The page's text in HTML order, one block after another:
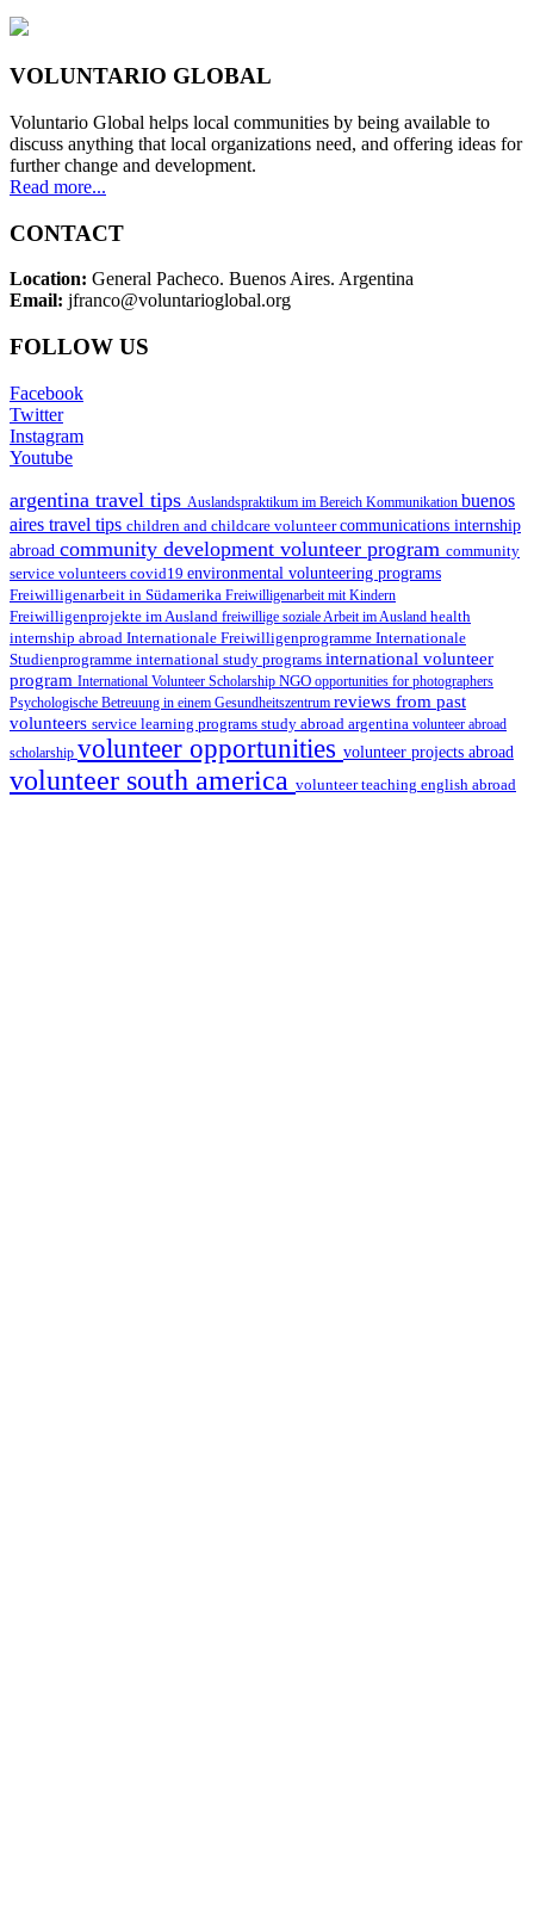
VOLUNTARIO GLOBAL
Voluntario Global helps local communities by being available to
discuss anything that local organizations need, and offering ideas for
further change and development.
Read more...
CONTACT
Location: General Pacheco. Buenos Aires. Argentina
Email: jfranco@voluntarioglobal.org
FOLLOW US
Facebook
Twitter
Instagram
Youtube
argentina travel tips Auslandspraktikum im Bereich Kommunikation buenos
aires travel tips children and childcare volunteercommunications internship
abroad community development volunteer program community
service volunteers covid19 environmental volunteering programs
Freiwilligenarbeit in Südamerika Freiwilligenarbeit mit Kindern
Freiwilligenprojekte im Ausland freiwillige soziale Arbeit im Ausland health
internship abroad Internationale Freiwilligenprogramme Internationale
Studienprogramme international study programs international volunteer
program International Volunteer Scholarship NGO opportunities for photographers
Psychologische Betreuung in einem Gesundheitszentrum reviews from past
volunteers service learning programs study abroad argentina volunteer abroad
scholarship volunteer opportunities volunteer projects abroad
volunteer south america volunteer teaching english abroad